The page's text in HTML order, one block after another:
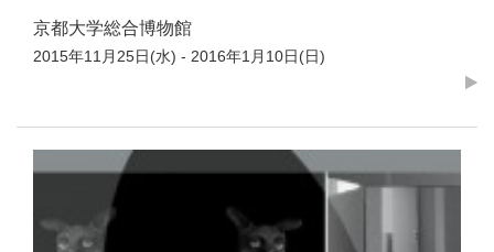
京都大学総合博物館
2015年11月25日(水) - 2016年1月10日(日)